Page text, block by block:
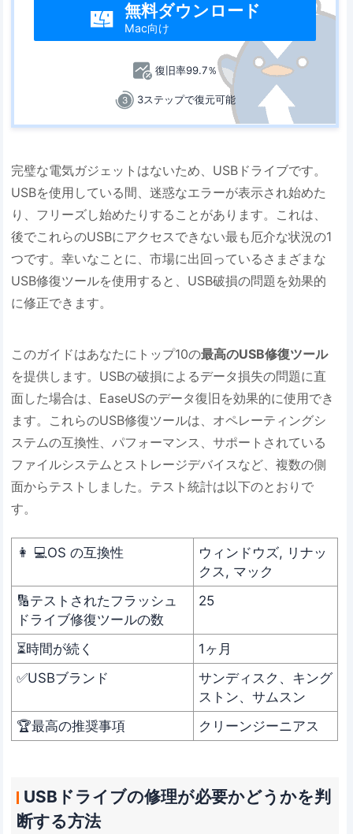
 無料ダウンロード
Mac向け
復旧率99.7％
3ステップで復元可能
完璧な電気ガジェットはないため、USBドライブです。
USBを使用している間、迷惑なエラーが表示され始めた
り、フリーズし始めたりすることがあります。これは、
後でこれらのUSBにアクセスできない最も厄介な状況の1
つです。幸いなことに、市場に出回っているさまざまな
USB修復ツールを使用すると、USB破損の問題を効果的
に修正できます。
このガイドはあなたにトップ10の最高のUSB修復ツール
を提供します。USBの破損によるデータ損失の問題に直
面した場合は、EaseUSのデータ復旧を効果的に使用でき
ます。これらのUSB修復ツールは、オペレーティングシ
ステムの互換性、パフォーマンス、サポートされている
ファイルシステムとストレージデバイスなど、複数の側
面からテストしました。テスト統計は以下のとおりで
す。
👩 💻OS の互換性
ウィンドウズ, リナッ
クス, マック
🔢テストされたフラッシュ
ドライブ修復ツールの数
25
⏳時間が続く
1ヶ月
✅USBブランド
サンディスク、キング
ストン、サムスン
🏆最高の推奨事項
クリーンジーニアス
USBドライブの修理が必要かどうかを判
断する方法